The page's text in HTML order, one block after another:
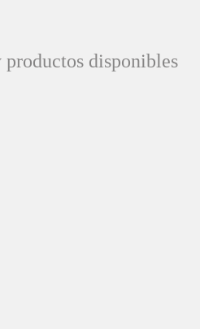
productos disponibles